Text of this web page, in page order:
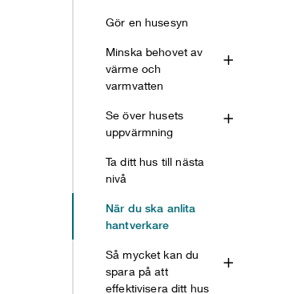
Gör en husesyn
Minska behovet av
värme och
varmvatten
Se över husets
uppvärmning
Ta ditt hus till nästa
nivå
När du ska anlita
hantverkare
Så mycket kan du
spara på att
effektivisera ditt hus